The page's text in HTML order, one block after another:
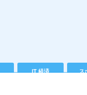
IT 経済 ス